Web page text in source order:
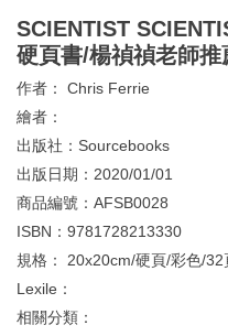
SCIENTIST
硬頁書/楊禎禎老師推
作者： Chris Ferrie
繪者：
出版社： Sourcebooks
出版日期： 2020/01/01
商品編號： AFSB0028
ISBN： 9781728213330
規格： 20x20cm/硬頁/彩色/32
Lexile：
相關分類：